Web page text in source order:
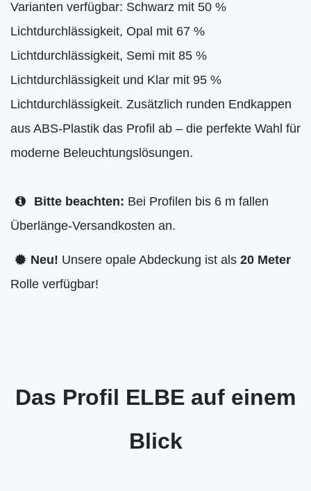
Varianten verfügbar: Schwarz mit 50 %
Lichtdurchlässigkeit, Opal mit 67 %
Lichtdurchlässigkeit, Semi mit 85 %
Lichtdurchlässigkeit und Klar mit 95 %
Lichtdurchlässigkeit. Zusätzlich runden Endkappen
aus ABS-Plastik das Profil ab – die perfekte Wahl für
moderne Beleuchtungslösungen.
Bitte beachten: Bei Profilen bis 6 m fallen
Überlänge-Versandkosten an.
Neu! Unsere opale Abdeckung ist als 20 Meter
Rolle verfügbar!
Das Profil ELBE auf einem
Blick